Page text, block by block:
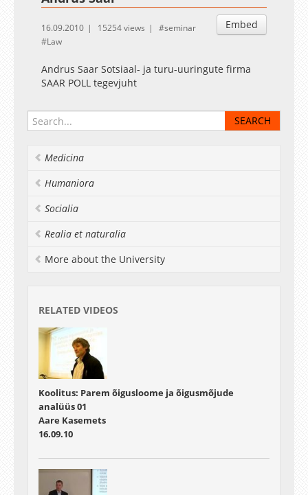
Embed
16.09.2010 15254 views
seminar
Law
Andrus Saar Sotsiaal- ja turu-uuringute firma
SAAR POLL tegevjuht
Medicina
Humaniora
Socialia
Realia et naturalia
More about the University
RELATED VIDEOS
Koolitus: Parem õigusloome ja õigusmõjude
analüüs 01
Aare Kasemets
16.09.10